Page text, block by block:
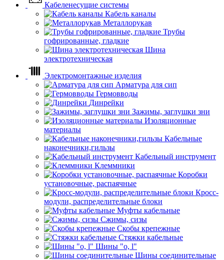
Кабеленесущие системы
Кабель каналы
Металлорукав
Трубы
гофрированные, гладкие
Шина
электротехническая
Электромонтажные изделия
Арматура для сип
Гермовводы
Динрейки
Зажимы, заглушки зни
Изоляционные
материалы
Кабельные
наконечники,гильзы
Кабельный инструмент
Клеммники
Коробки
установочные, распаячные
Кросс-
модули, распределительные блоки
Муфты кабельные
Сжимы, сизы
Скобы крепежные
Стяжки кабельные
Шины "o, l"
Шины соединительные